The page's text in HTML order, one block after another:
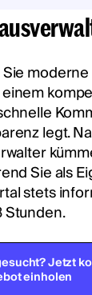
moderne
legt.
Sie als
stets
Stunden.
Jetzt
einholen